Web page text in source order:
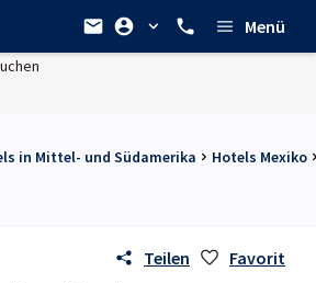
Menü
in Mittel- und Südamerika Hotels Mexiko
Teilen Favorit